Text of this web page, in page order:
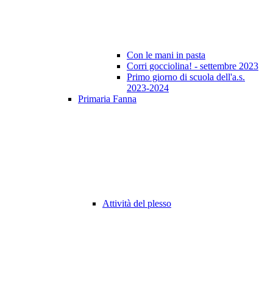
Con le mani in pasta
Corri gocciolina! - settembre 2023
Primo giorno di scuola dell'a.s.
2023-2024
Primaria Fanna
Attività del plesso